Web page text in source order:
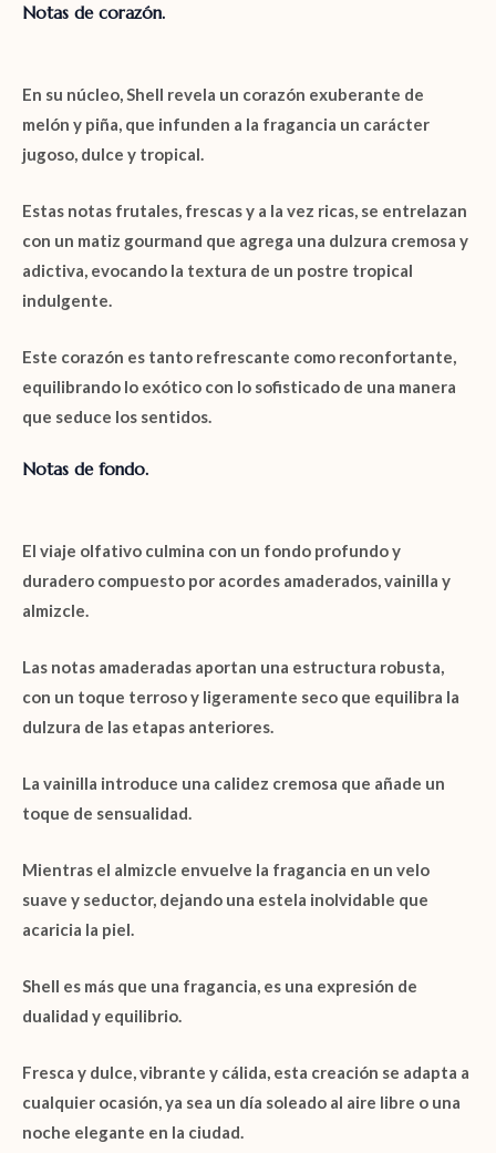
Notas de corazón.
En su núcleo, Shell revela un corazón exuberante de
melón y piña , que infunden a la fragancia un carácter
jugoso, dulce y tropical.
Estas notas frutales, frescas y a la vez ricas, se entrelazan
con un matiz gourmand que agrega una dulzura cremosa y
adictiva, evocando la textura de un postre tropical
indulgente.
Este corazón es tanto refrescante como reconfortante,
equilibrando lo exótico con lo sofisticado de una manera
que seduce los sentidos.
Notas de fondo.
El viaje olfativo culmina con un fondo profundo y
duradero compuesto por acordes amaderados vainilla y
almizcle
Las notas amaderadas aportan una estructura robusta,
con un toque terroso y ligeramente seco que equilibra la
dulzura de las etapas anteriores.
La vainilla introduce una calidez cremosa que añade un
toque de sensualidad.
Mientras el almizcle envuelve la fragancia en un velo
suave y seductor, dejando una estela inolvidable que
acaricia la piel.
Shell es más que una fragancia, es una expresión de
dualidad y equilibrio.
Fresca y dulce, vibrante y cálida, esta creación se adapta a
cualquier ocasión, ya sea un día soleado al aire libre o una
noche elegante en la ciudad.